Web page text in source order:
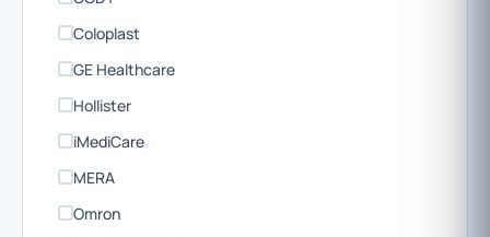
Coloplast
GE Healthcare
Hollister
iMediCare
MERA
Omron